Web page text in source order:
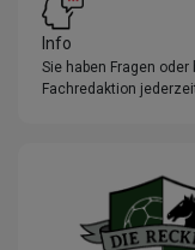
Info
Sie haben Fragen
Fachredaktion